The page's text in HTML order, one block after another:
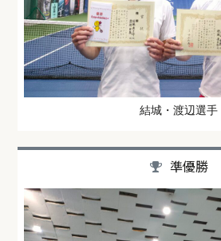
結城・渡辺選手
準優勝